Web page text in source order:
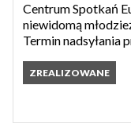
Centrum Spotkań
niewidomą
Termin nadsyłania
ZREALIZOWANE